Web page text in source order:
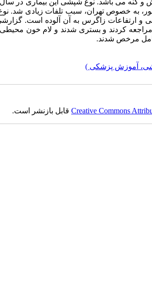
و کنه می باشد. نوع شپشی این بیماری در
.
و ارتفاعات زاگرس به آن آلوده است.
کردند و بستری شدند و لام خون محیطی
کامل مرخص شدند.
آموزش پزشکی )
Creative Commonsقابل بازنشر است.